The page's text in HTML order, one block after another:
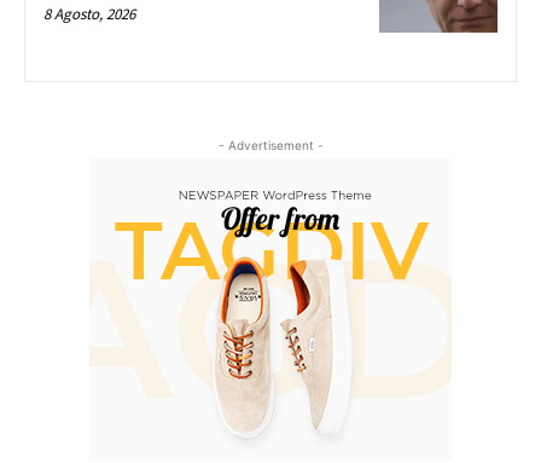
8 Agosto, 2026
- Advertisement -